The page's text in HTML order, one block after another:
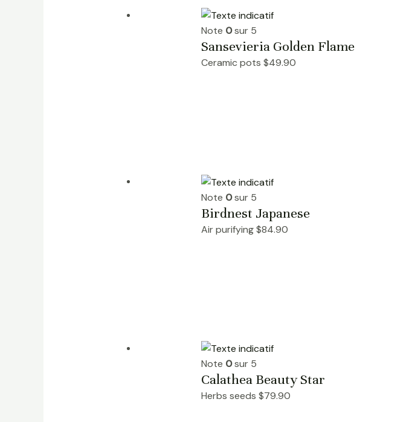
Note 0sur 5
Sansevieria Golden Flame
Ceramic pots$49.90
Note 0sur 5
Birdnest Japanese
Air purifying$84.90
Note 0sur 5
Calathea Beauty Star
Herbs seeds$79.90